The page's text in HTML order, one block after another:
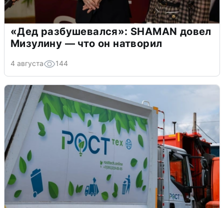
«Дед разбушевался»: SHAMAN довел
Мизулину — что он натворил
4 августа 144